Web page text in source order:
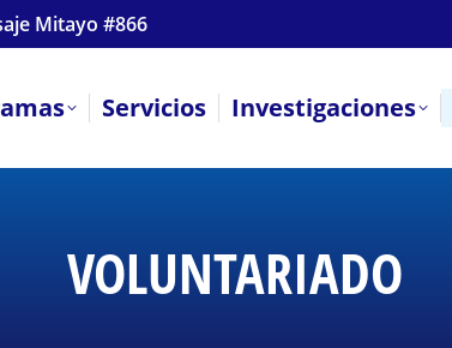
Mitayo #866
Servicios Investigaciones
VOLUNTARIADO